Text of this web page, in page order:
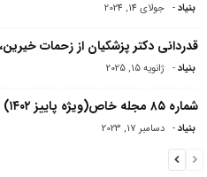
بنیاد- جولای 14, 2024
قدردانی دکتر پزشکیان از زحمات
بنیاد- ژانویه 15, 2025
شماره ۸۵ مجله خاص(ویژه پاییز ۱۴۰۲) منتشر شد
بنیاد- دسامبر 17, 2023